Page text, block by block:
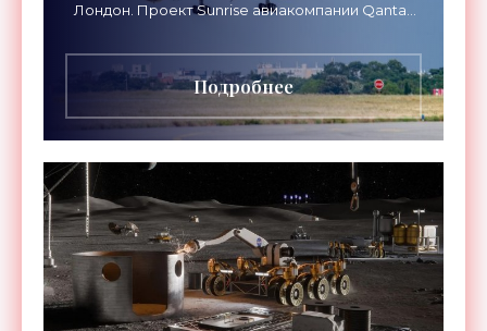
Лондон. Проект Sunrise авиакомпании Qantas
длительностью до 24
Подробнее